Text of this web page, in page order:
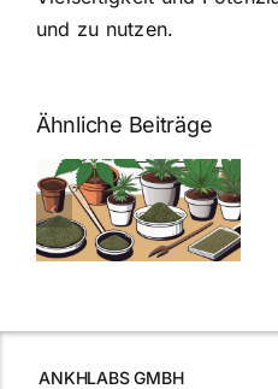
und zu nutzen.
Ähnliche Beiträge
Neue THC-
Grenzwert-
Regelung:
Was Sie über
Cannabis und
müssen
ANKHLABS GMBH